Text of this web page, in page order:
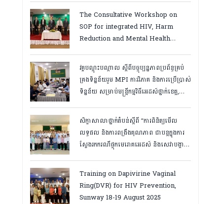
ឆ្នាំ២០២៦
The Consultative Workshop on
SOP for integrated HIV, Harm
Reduction and Mental Health
វគ្គបណ្ដុះបណ្តាល ស្តីពីបច្ចុប្បន្នភាពប្រព័ន្ធគ្រប់
គ្រងទិន្នន័យរួម MPI ការវិភាគ និងការប្រើប្រាស់
ទិន្នន័យ សម្រាប់មន្រ្តីកម្មវិធីអេដស៍ថ្នាក់ខេត្ត,
សិក្ខាសាលាថ្នាក់តំបន់ស្តីពី “ការពិនិត្យមើល
លទ្ធផល និងការពង្រឹងគុណភាព ជាបន្តក្នុងការ
ស្វែងរកករណីផ្ទុកមេរោគអេដស៍ និងសេវាបង្ការ
សម្រេចគោលដៅ ៩៥-៩៥-៩៥”, តាកែវ
ថ្ងៃទី១២-១៣ សីហា ២០២៥
Training on Dapivirine Vaginal
Ring(DVR) for HIV Prevention,
Sunway 18-19 August 2025